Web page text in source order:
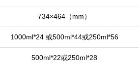
734×464（mm）
1000ml*24 或500ml*44或250ml*56
500ml*22或250ml*28